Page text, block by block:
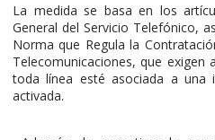
La medida se basa en los
General del Servicio Telefónico,
Norma que Regula la
Telecomunicaciones, que exigen
toda línea esté asociada a una
activada.